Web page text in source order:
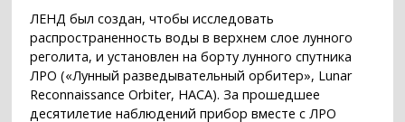
ЛЕНД был создан, чтобы исследовать
распространенность воды в верхнем слое лунного
реголита, и установлен на борту лунного спутника
ЛРО («Лунный разведывательный орбитер», Lunar
Reconnaissance Orbiter, НАСА). За прошедшее
десятилетие наблюдений прибор вместе с ЛРО